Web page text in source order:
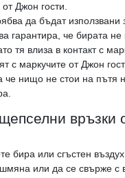
Джон гости.
да бъдат използвани
гарантира, че бирата
тя влиза в контакт с
с маркучите от Джон
че нищо не стои на пътя
връзки
бира или сгъстен
или да се свърже с